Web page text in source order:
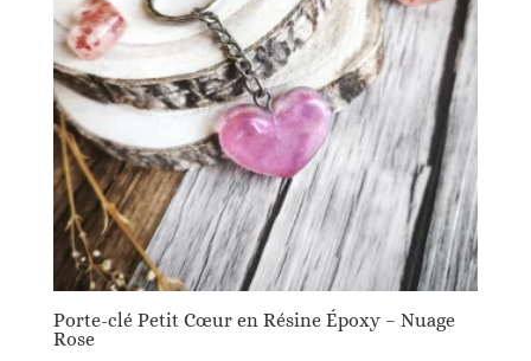
Porte-clé Petit Cœur en Résine Époxy – Nuage
Rose